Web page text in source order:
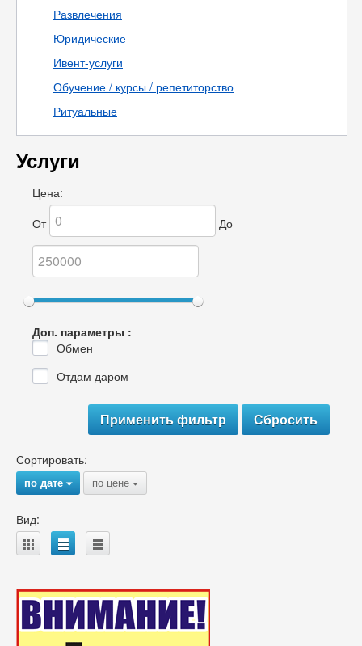
Развлечения
Юридические
Ивент-услуги
Обучение / курсы / репетиторство
Ритуальные
Услуги
Цена:
От
До
Доп. параметры :
Обмен
Отдам даром
Сортировать:
по дате{ по цене {
Вид:
A B C